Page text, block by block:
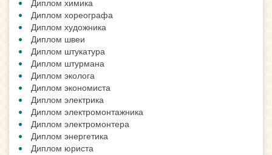
Диплом химика
Диплом хореографа
Диплом художника
Диплом швеи
Диплом штукатура
Диплом штурмана
Диплом эколога
Диплом экономиста
Диплом электрика
Диплом электромонтажника
Диплом электромонтера
Диплом энергетика
Диплом юриста